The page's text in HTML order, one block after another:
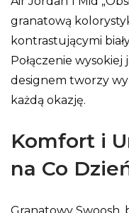
granatową
kontrastującymi
Połączenie
designem tworzy
każdą okazję.
Komfort i
na Co